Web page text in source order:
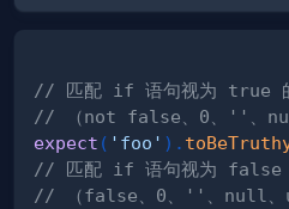
// 匹配 if 语句视为 true 的
// （not false、0、''、null
expect ( 'foo' ) .
// 匹配 if 语句视为 false
// （false、0、''、null、